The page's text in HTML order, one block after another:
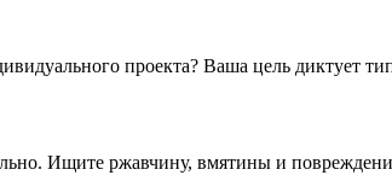
проекта? Ваша цель диктует
Ищите ржавчину, вмятины и